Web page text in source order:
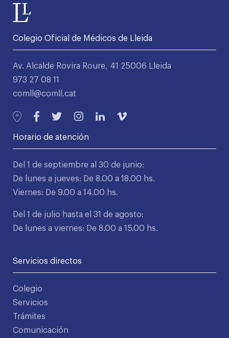
Colegio Oficial de Médicos de Lleida
Av. Alcalde Rovira Roure, 41 25006 Lleida
973 27 08 11
comll@comll.cat
Horario de atención
Del 1 de septiembre al 30 de junio:
De lunes a jueves: De 8.00 a 18.00 hs.
Viernes: De 9.00 a 14.00 hs.
Del 1 de julio hasta el 31 de agosto:
De lunes a viernes: De 8.00 a 15.00 hs.
Servicios directos
Colegio
Servicios
Trámites
Comunicación